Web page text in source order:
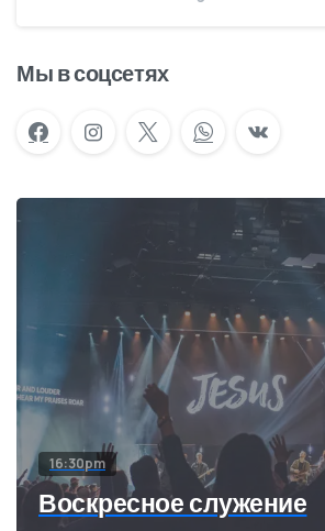
Мы в соцсетях
16:30pm
Воскресное служение